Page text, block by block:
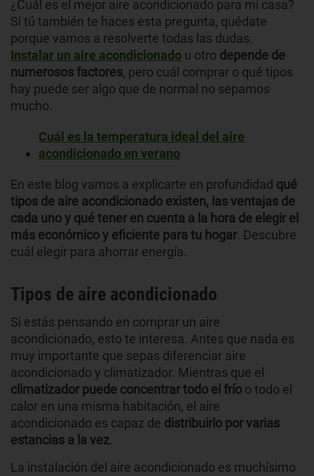
¿Cuál es el mejor aire acondicionado para mi casa?
Si tú también te haces esta pregunta, quédate
porque vamos a resolverte todas las dudas.
Instalar un aire acondicionado u otro depende de
numerosos factores, pero cuál comprar o qué tipos
hay puede ser algo que de normal no sepamos
mucho.
Cuál es la temperatura ideal del aire
acondicionado en verano
En este blog vamos a explicarte en profundidad qué
tipos de aire acondicionado existen, las ventajas de
cada uno y qué tener en cuenta a la hora de elegir el
más económico y eficiente para tu hogar. Descubre
cuál elegir para ahorrar energía.
Tipos de aire acondicionado
Si estás pensando en comprar un aire
acondicionado, esto te interesa. Antes que nada es
muy importante que sepas diferenciar aire
acondicionado y climatizador. Mientras que el
climatizador puede concentrar todo el frío o todo el
calor en una misma habitación, el aire
acondicionado es capaz de distribuirlo por varias
estancias a la vez.
La instalación del aire acondicionado es muchísimo